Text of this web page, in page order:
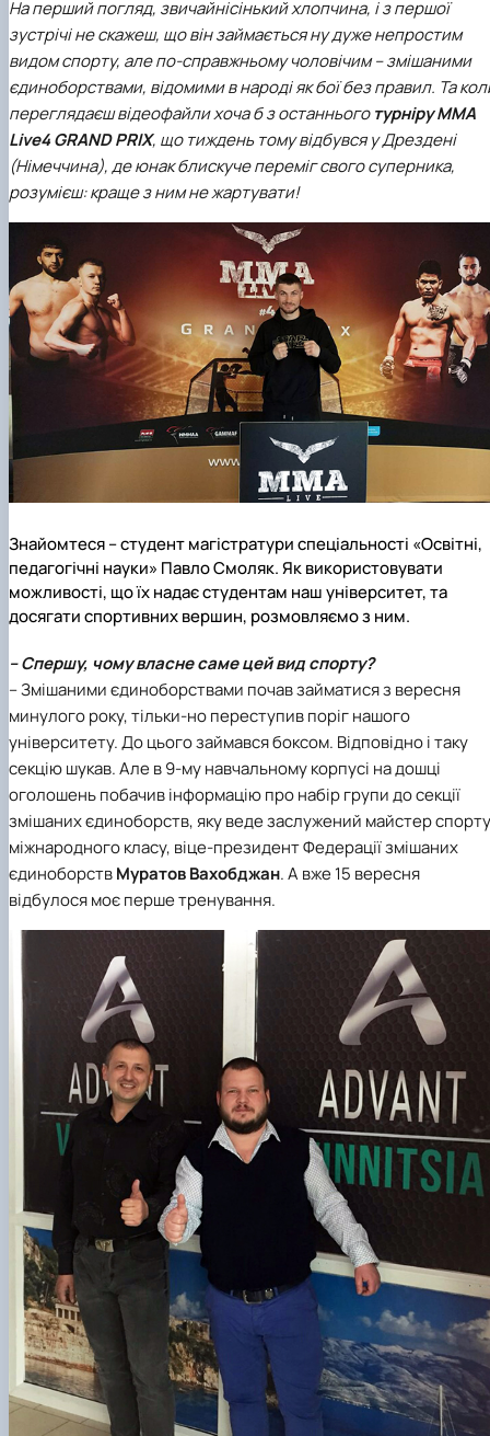
На перший погляд, звичайнісінький хлопчина, і з першої
зустрічі не скажеш, що він займається ну дуже непростим
видом спорту, але по-справжньому чоловічим – змішаними
єдиноборствами, відомими в народі як бої без правил. Та
переглядаєш відеофайли хоча б з останньоготурніру MMA
Live4 GRAND PRIX, що тиждень тому відбувся у Дрездені
(Німеччина), де юнак блискуче переміг свого суперника,
розумієш: краще з ним не жартувати!
Знайомтеся – студент магістратури спеціальності «Освітні,
педагогічні науки» Павло Смоляк. Як використовувати
можливості, що їх надає студентам наш університет, та
досягати спортивних вершин, розмовляємо з ним.
– Спершу, чому власне саме цей вид спорту?
– Змішаними єдиноборствами почав займатися з вересня
минулого року, тільки-но переступив поріг нашого
університету. До цього займався боксом. Відповідно і таку
секцію шукав. Але в 9-му навчальному корпусі на дошці
оголошень побачив інформацію про набір групи до секції
змішаних єдиноборств, яку веде заслужений майстер спорту
міжнародного класу, віце-президентФедерації змішаних
єдиноборствМуратов Вахобджан. А вже 15 вересня
відбулося моє перше тренування.